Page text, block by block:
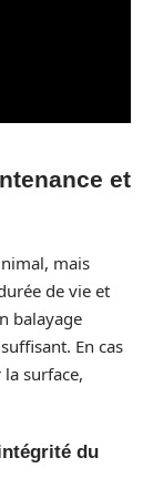
et
mais
de vie et
balayage
En cas
surface,
du